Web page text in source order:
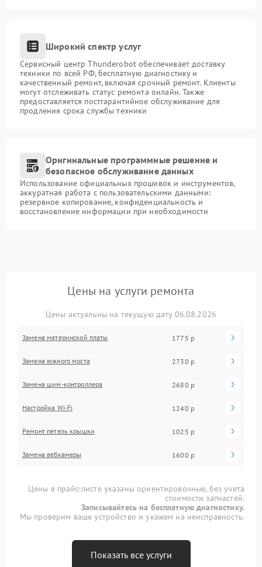
Широкий спектр услуг
Сервисный центр Thunderobot обеспечивает доставку
техники по всей РФ, бесплатную диагностику и
качественный ремонт, включая срочный ремонт. Клиенты
могут отслеживать статус ремонта онлайн. Также
предоставляется постгарантийное обслуживание для
продления срока службы техники
Оригинальные программные решение и
безопасное обслуживание данных
Использование официальных прошивок и инструментов,
аккуратная работа с пользовательскими данными:
резервное копирование, конфиденциальность и
восстановление информации при необходимости
Цены на услуги ремонта
Цены актуальны на текущую дату 06.08.2026
Замена материнской платы 1775 р
Замена южного моста 2730 р
Замена шим-контроллера 2680 р
Настройка Wi-Fi 1240 р
Ремонт петель крышки 1025 р
Замена вебкамеры 1600 р
Цены в прайс-листе указаны ориентировочные, без учета
стоимости запчастей.
Записывайтесь на бесплатную диагностику.
Мы проверим ваше устройство и укажем на неисправность.
Показать все услуги